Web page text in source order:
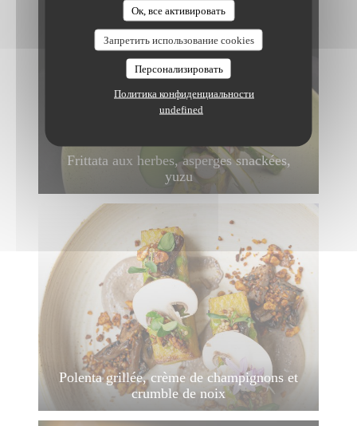
Ок, все активировать
Запретить использование cookies
Персонализировать
Политика конфиденциальности
undefined
Frittata aux herbes, asperges snackées,
yuzu
Polenta grillée, crème de champignons et
crumble de noix
The Friendly Kitchen